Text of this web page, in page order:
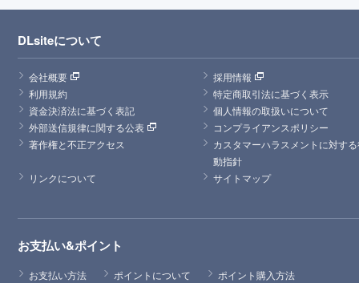
DLsiteについて
会社概要
採用情報
利用規約
特定商取引法に基づく表示
資金決済法に基づく表記
個人情報の取扱いについて
外部送信規律に関する公表
コンプライアンスポリシー
著作権と不正アクセス
カスタマーハラスメントに対す
動指針
リンクについて
サイトマップ
お支払い&ポイント
お支払い方法 ポイントについて ポイント購入方法